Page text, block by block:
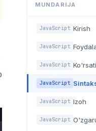
MUNDARIJA
JavaScript Kirish
JavaScript
JavaScript
JavaScript
JavaScript Izoh
JavaScript